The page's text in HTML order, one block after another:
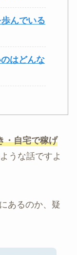
んでいる
はどんな
・自宅で稼げ
うな話ですよ
あるのか、疑